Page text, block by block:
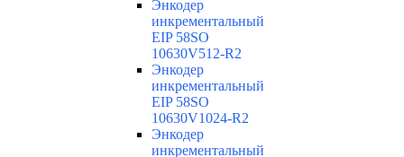
Энкодер
инкрементальный
EIP 58SO
10630V512-R2
Энкодер
инкрементальный
EIP 58SO
10630V1024-R2
Энкодер
инкрементальный